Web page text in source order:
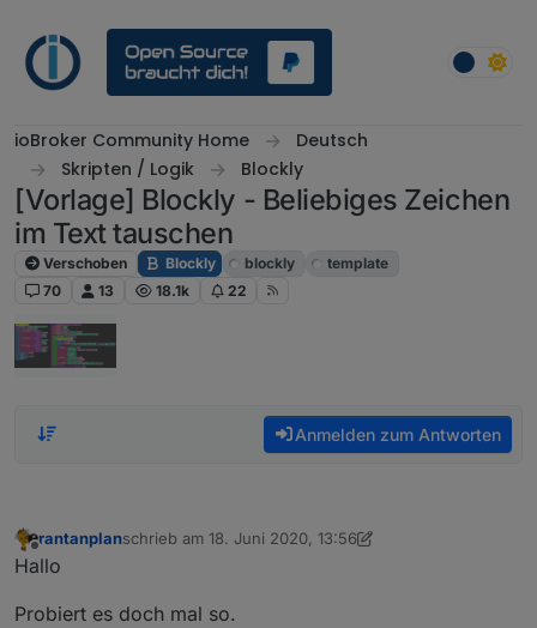
ioBroker Community Home
Deutsch
Skripten / Logik
Blockly
[Vorlage] Blockly - Beliebiges Zeichen
im Text tauschen
Verschoben Blockly blockly
template
70
13 18.1k 22
Anmelden zum Antworten
Offline
rantanplanschrieb am 18. Juni 2020, 13:56
zuletzt editiert von rantanplan
Hallo
Probiert es doch mal so.